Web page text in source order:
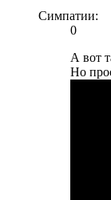
Симпатии:
0
А вот
Но